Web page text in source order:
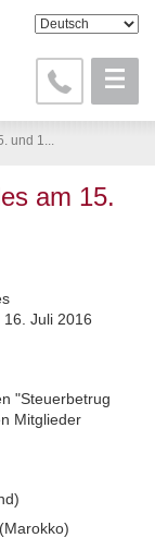
und 1...
am 15.
Juli 2016
"Steuerbetrug
Mitglieder